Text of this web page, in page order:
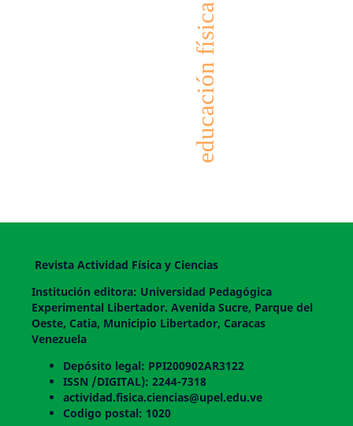
educación física
Revista Actividad Física y Ciencias
Institución editora: Universidad Pedagógica
Experimental Libertador. Avenida Sucre, Parque del
Oeste, Catia, Municipio Libertador, Caracas
Venezuela
Depósito legal: PPI200902AR3122
ISSN /DIGITAL): 2244-7318
actividad.fisica.ciencias@upel.edu.ve
Codigo postal: 1020